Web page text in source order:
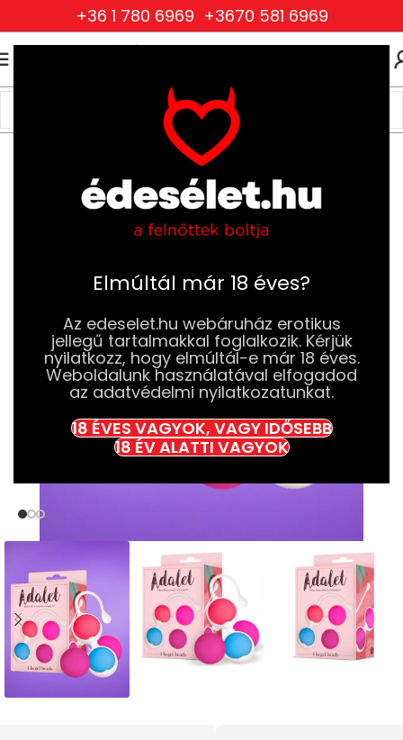
Elmúltál már 18 éves?
Az edeselet.hu webáruház erotikus
jellegű tartalmakkal foglalkozik. Kérjük
nyilatkozz, hogy elmúltál-e már 18 éves.
Weboldalunk használatával elfogadod
az adatvédelmi nyilatkozatunkat.
18 ÉVES VAGYOK, VAGY IDŐSEBB
18 ÉV ALATTI VAGYOK
+36 1 780 6969 +3670 581 6969
Szexjátékok
Gésa Golyók és Vibrációs Tojások Gésa Golyók